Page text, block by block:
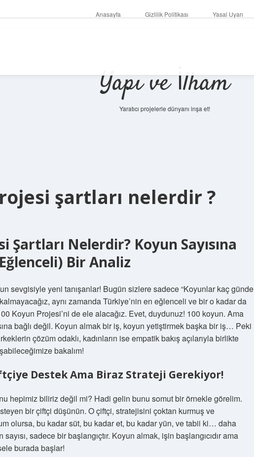
Anasayfa Gizlilik Politikası Yasal Uyarı
Yapı ve İlham
Yaratıcı projelerle dünyanı inşa et!
şartları nelerdir ?
Şartları Nelerdir? Koyun Sayısına
Bir Analiz
sevgisiyle yeni tanışanlar! Bugün sizlere sadece “Koyunlar kaç günde
aynı zamanda Türkiye’nin en eğlenceli ve bir o kadar da
Koyun Projesi’ni de ele alacağız. Evet, duydunuz! 100 koyun. Ama
bağlı değil. Koyun almak bir iş, koyun yetiştirmek başka bir iş… Peki
çözüm odaklı, kadınların ise empatik bakış açılarıyla birlikte
bakalım!
Destek Ama Biraz Strateji Gerekiyor!
hepimiz biliriz değil mi? Hadi gelin bunu somut bir örnekle görelim.
bir çiftçi düşünün. O çiftçi, stratejisini çoktan kurmuş ve
olursa, bu kadar süt, bu kadar et, bu kadar yün, ve tabii ki… daha
sadece bir başlangıçtır. Koyun almak, işin başlangıcıdır ama
burada başlar!